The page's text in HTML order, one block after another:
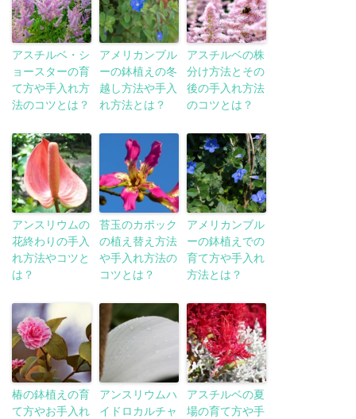
アスチルベ・シ
ョースターの育
て方や手入れ方
法のコツとは？
アメリカンブル
ーの鉢植えの冬
越し方法や手入
れ方法とは？
アスチルベの株
分け方法とその
後の手入れ方法
のコツとは？
アンスリウムの
花終わりの手入
れ方法やコツと
は？
苔玉のカポック
の植え替え方法
や手入れ方法の
コツとは？
アメリカンブル
ーの鉢植えでの
育て方や手入れ
方法とは？
椿の鉢植えの育
て方やお手入れ
アンスリウムハ
イドロカルチャ
アスチルベの夏
場の育て方や手